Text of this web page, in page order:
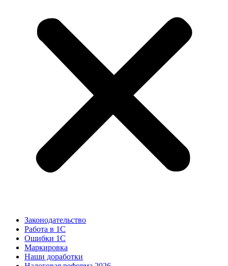
Законодательство
Работа в 1С
Ошибки 1С
Маркировка
Наши доработки